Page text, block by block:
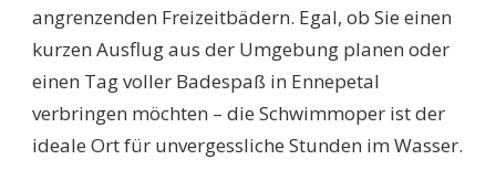
angrenzenden Freizeitbädern. Egal, ob Sie einen
kurzen Ausflug aus der Umgebung planen oder
einen Tag voller Badespaß in Ennepetal
verbringen möchten – die Schwimmoper ist der
ideale Ort für unvergessliche Stunden im Wasser.